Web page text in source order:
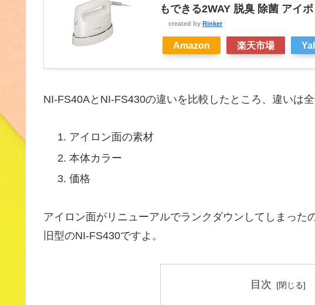
もできる2WAY 脱臭 除菌 アイ
created by Rinker
Amazon 楽天市場
NI-FS40AとNI-FS430の違いを比較したところ、違いは全
アイロン面の素材
本体カラー
価格
アイロン面がリニューアルでランクダウンしてしまった
旧型のNI-FS430ですよ。
目次